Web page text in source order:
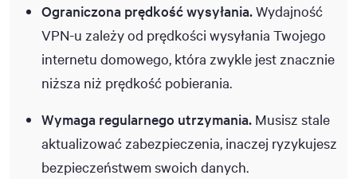
Ograniczona prędkość wysyłania.Wydajność
VPN-u zależy od prędkości wysyłania Twojego
internetu domowego, która zwykle jest znacznie
niższa niż prędkość pobierania.
Wymaga regularnego utrzymania. Musisz stale
aktualizować zabezpieczenia, inaczej ryzykujesz
bezpieczeństwem swoich danych.